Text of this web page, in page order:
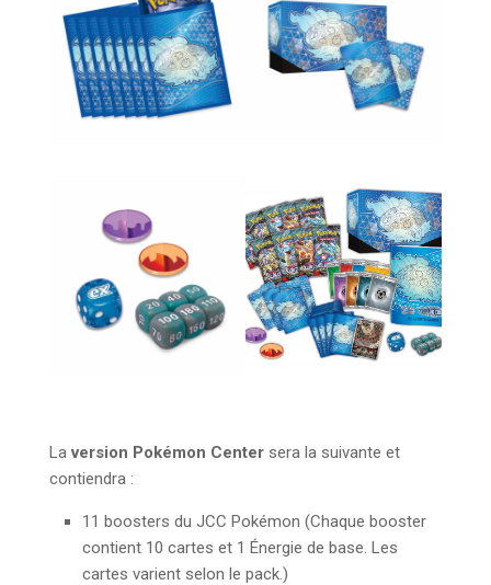
Laversion Pokémon Center sera la suivante et
contiendra :
11 boosters du JCC Pokémon (Chaque booster
contient 10 cartes et 1 Énergie de base. Les
cartes varient selon le pack.)